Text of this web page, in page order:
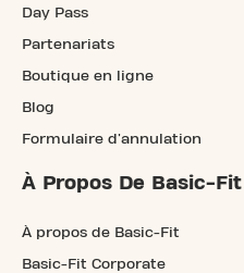
Day Pass
Partenariats
Boutique en ligne
Blog
Formulaire d'annulation
À Propos De Basic-Fit
À propos de Basic-Fit
Basic-Fit Corporate